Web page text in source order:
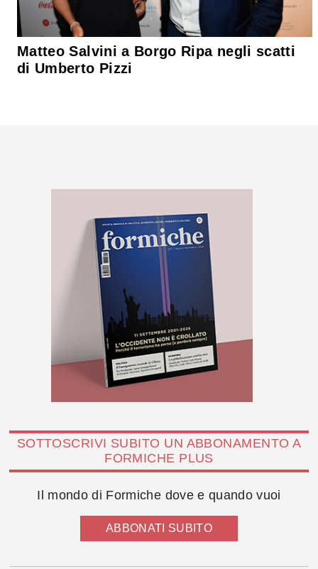
Matteo Salvini a Borgo Ripa negli scatti
di Umberto Pizzi
SOTTOSCRIVI SUBITO UN ABBONAMENTO A
FORMICHE PLUS
Il mondo di Formiche dove e quando vuoi
ABBONATI SUBITO